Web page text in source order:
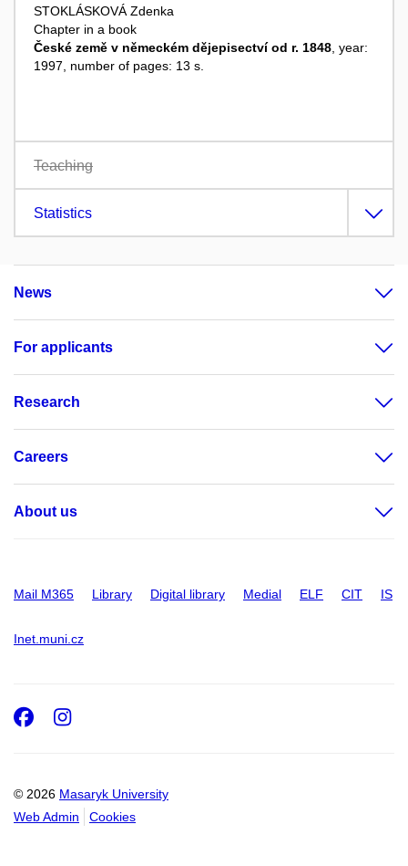
STOKLÁSKOVÁ Zdenka
Chapter in a book
České země v německém dějepisectví od r. 1848 , year:
1997, number of pages: 13 s.
Teaching
Statistics
News
For applicants
Research
Careers
About us
Mail M365 Library Digital library Medial ELF CIT IS
Inet.muni.cz
© 2026 Masaryk University
Web Admin
Cookies
Facebook
Instagram